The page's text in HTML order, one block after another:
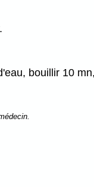
bouillir 10